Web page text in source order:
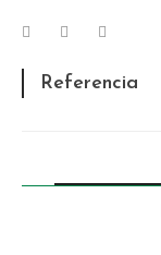
Referencia